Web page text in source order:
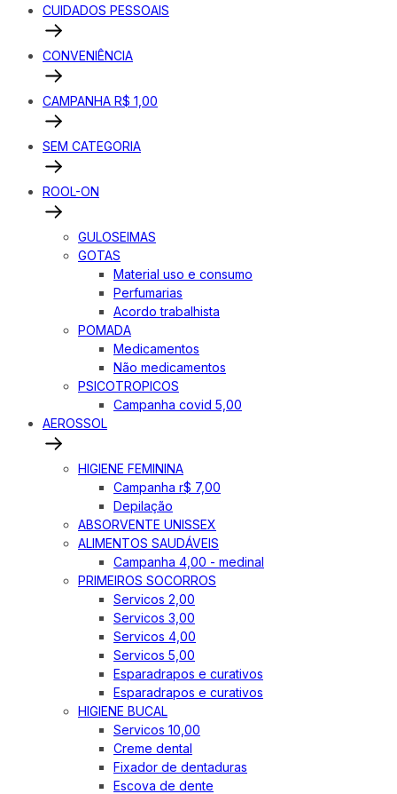
CUIDADOS PESSOAIS
CONVENIÊNCIA
CAMPANHA R$ 1,00
SEM CATEGORIA
ROOL-ON
GULOSEIMAS
GOTAS
Material uso e consumo
Perfumarias
Acordo trabalhista
POMADA
Medicamentos
Não medicamentos
PSICOTROPICOS
Campanha covid 5,00
AEROSSOL
HIGIENE FEMININA
Campanha r$ 7,00
Depilação
ABSORVENTE UNISSEX
ALIMENTOS SAUDÁVEIS
Campanha 4,00 - medinal
PRIMEIROS SOCORROS
Servicos 2,00
Servicos 3,00
Servicos 4,00
Servicos 5,00
Esparadrapos e curativos
Esparadrapos e curativos
HIGIENE BUCAL
Servicos 10,00
Creme dental
Fixador de dentaduras
Escova de dente